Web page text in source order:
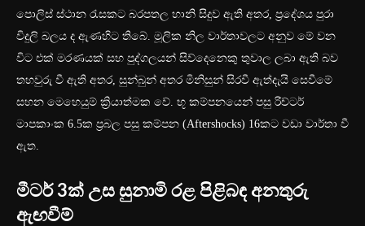
පොලිස් ස්ථාන රැසකට බරපතල හානි සිදුව ඇති අතර, ප්‍රදේශය පුරා
විදුලි බලය ද ඇණහිට තිබේ. මූලික නිල වාර්තාවලට අනුව මේ වන
විට එක් මරණයක් සහ පුද්ගලයන් සිව්දෙනෙකු තුවාල ලබා ඇති බව
තහවුරු වී ඇති අතර, සුන්බුන් අතර මිනිසුන් සිරවී ඇත්දැයි සෙවීමේ
සහන මෙහෙයුම් ක්‍රියාත්මක වේ. භූ කම්පනයෙන් පසු රිච්ටර්
මාපකාංක 6.5ක ප්‍රබල පසු කම්පන (Aftershocks) 16කට වඩා වාර්තා වී
ඇත.
මීටර් 3ක් උස සුනාමි රළ පිළිබඳ අනතුරු
ඇඟවීම්